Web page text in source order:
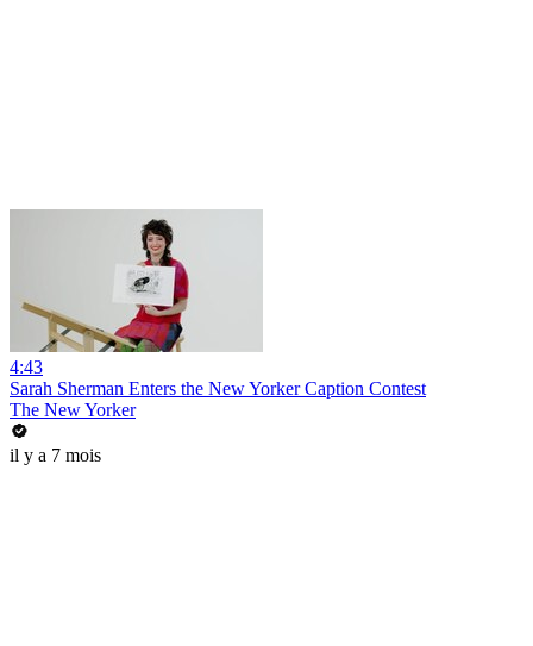
4:43
Sarah Sherman Enters the New Yorker Caption Contest
The New Yorker
il y a 7 mois